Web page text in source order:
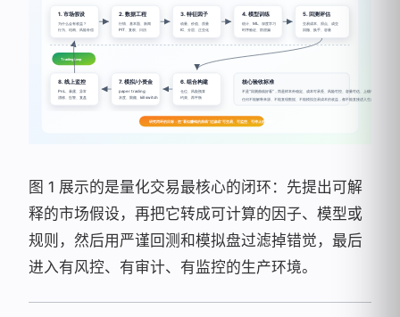
图 1 展示的是量化交易最核心的闭环：先提出可解
释的市场假设，再把它转成可计算的因子、模型或
规则，然后用严谨回测和模拟盘过滤掉错觉，最后
进入有风控、有审计、有监控的生产环境。